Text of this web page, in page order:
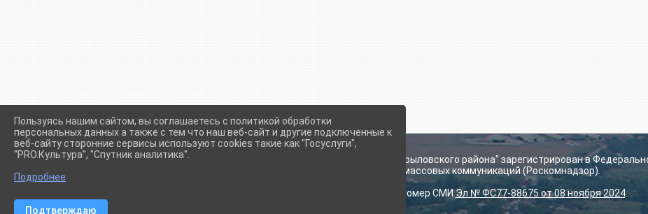
Сетевое издание (сайт) "Администрации Крыловского сельского поселения Крыловского района" зарегистрирован в
технологий и массовых коммуникаций (Роскомнадзор).
Регистрационный номер СМИЭл № ФС77-88675 от 08 ноября 2024.
Пользуясь нашим сайтом, вы соглашаетесь с политикой обработки
персональных данных а также с тем что наш веб-сайт и другие подключенные к
веб-сайту сторонние сервисы используют cookies такие как "Госуслуги",
"PRO.Культура", "Спутник аналитика".
Подробнее
Подтверждаю